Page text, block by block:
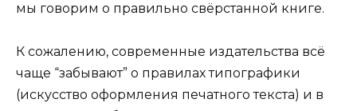
мы говорим о правильно свёрстанной книге.
К сожалению, современные издательства всё
чаще “забывают” о правилах типографики
(искусство оформления печатного текста) и в